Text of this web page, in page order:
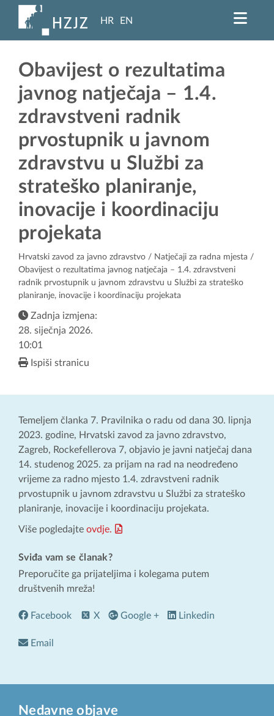
HR EN
Obavijest o rezultatima
javnog natječaja – 1.4.
zdravstveni radnik
prvostupnik u javnom
zdravstvu u Službi za
strateško planiranje,
inovacije i koordinaciju
projekata
Hrvatski zavod za javno zdravstvo / Natječaji za radna mjesta /
Obavijest o rezultatima javnog natječaja – 1.4. zdravstveni
radnik prvostupnik u javnom zdravstvu u Službi za strateško
planiranje, inovacije i koordinaciju projekata
Zadnja izmjena:
28. siječnja 2026.
10:01
Ispiši stranicu
Temeljem članka 7. Pravilnika o radu od dana 30. lipnja
2023. godine, Hrvatski zavod za javno zdravstvo,
Zagreb, Rockefellerova 7, objavio je javni natječaj dana
14. studenog 2025. za prijam na rad na neodređeno
vrijeme za radno mjesto 1.4. zdravstveni radnik
prvostupnik u javnom zdravstvu u Službi za strateško
planiranje, inovacije i koordinaciju projekata.
Više pogledajte ovdje.
Sviđa vam se članak?
Preporučite ga prijateljima i kolegama putem
društvenih mreža!
Facebook X Google + Linkedin
Email
Nedavne objave